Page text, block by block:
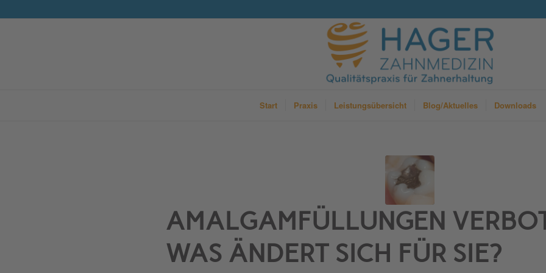
Start Praxis Leistungsübersicht Blog/Aktuelles Downloads
AMALGAMFÜLLUNGEN
WAS ÄNDERT SICH FÜR SIE?